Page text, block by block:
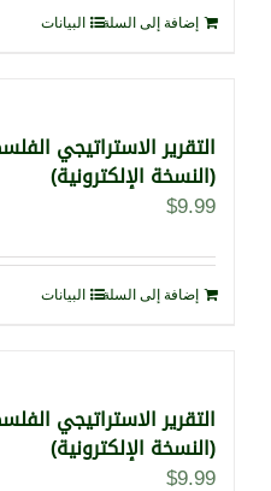
إضافة إلى السلة البيانات
(النسخة الإلكترونية)
$9.99
إضافة إلى السلة البيانات
(النسخة الإلكترونية)
$9.99